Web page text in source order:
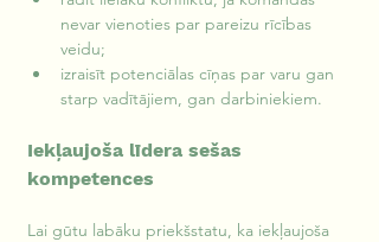
nevar vienoties par pareizu rīcības
veidu;
izraisīt potenciālas cīņas par varu gan
starp vadītājiem, gan darbiniekiem.
Iekļaujoša līdera sešas
kompetences
Lai gūtu labāku priekšstatu, ka iekļaujoša